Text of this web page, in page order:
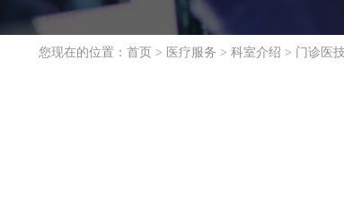
您现在的位置： 首页 > 医疗服务 > 科室介绍 > 门诊医